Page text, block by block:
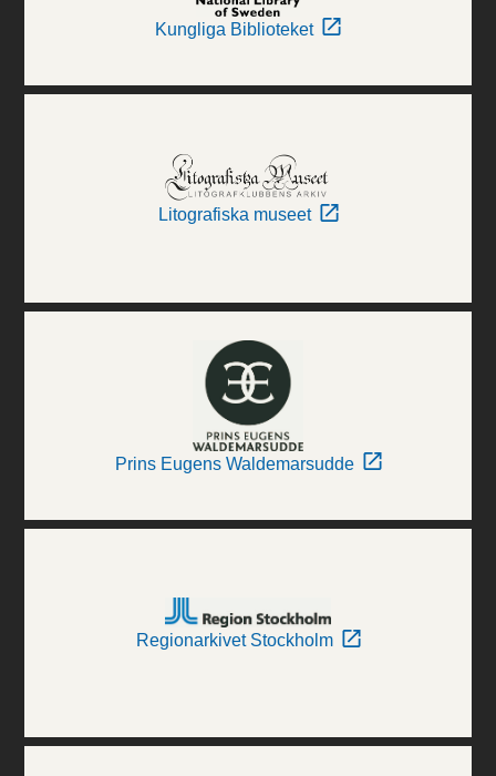
Kungliga Biblioteket
Litografiska museet
Prins Eugens Waldemarsudde
Regionarkivet Stockholm